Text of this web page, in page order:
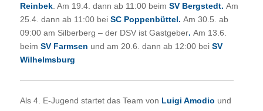
Reinbek. Am 19.4. dann ab 11:00 beim SV Bergstedt. Am
25.4. dann ab 11:00 bei SC Poppenbüttel. Am 30.5. ab
09:00 am Silberberg – der DSV ist Gastgeber. Am 13.6.
beim SV Farmsen und am 20.6. dann ab 12:00 beiSV
Wilhelmsburg
——————————————————————————
Als 4. E-Jugend startet das Team von Luigi Amodio und